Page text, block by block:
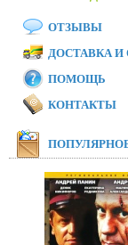
ОТЗЫВЫ
ДОСТАВКА И
ПОМОЩЬ
КОНТАКТЫ